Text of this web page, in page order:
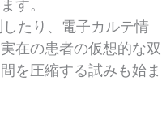
す。
たり、電子カルテ情
実在の患者の仮想的な双
を圧縮する試みも始ま